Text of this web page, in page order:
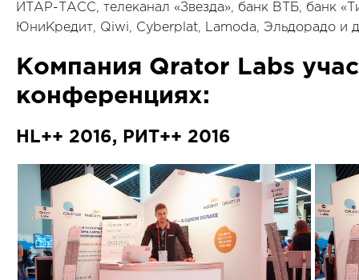
ИТАР-ТАСС, телеканал «Звезда», банк ВТБ, банк
ЮниКредит, Qiwi, Cyberplat, Lamoda, Эльдорадо и
Компания Qrator Labs
конференциях:
HL++ 2016, РИТ++ 2016